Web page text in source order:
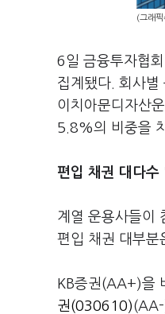
(그래
6일 금융투자협
집계됐다. 회사
이치아문디자산
5.8%의 비중을
편입 채권 대다
계열 운용사들이
편입 채권 대부분
KB증권(AA+)을
권(030610)(AA-